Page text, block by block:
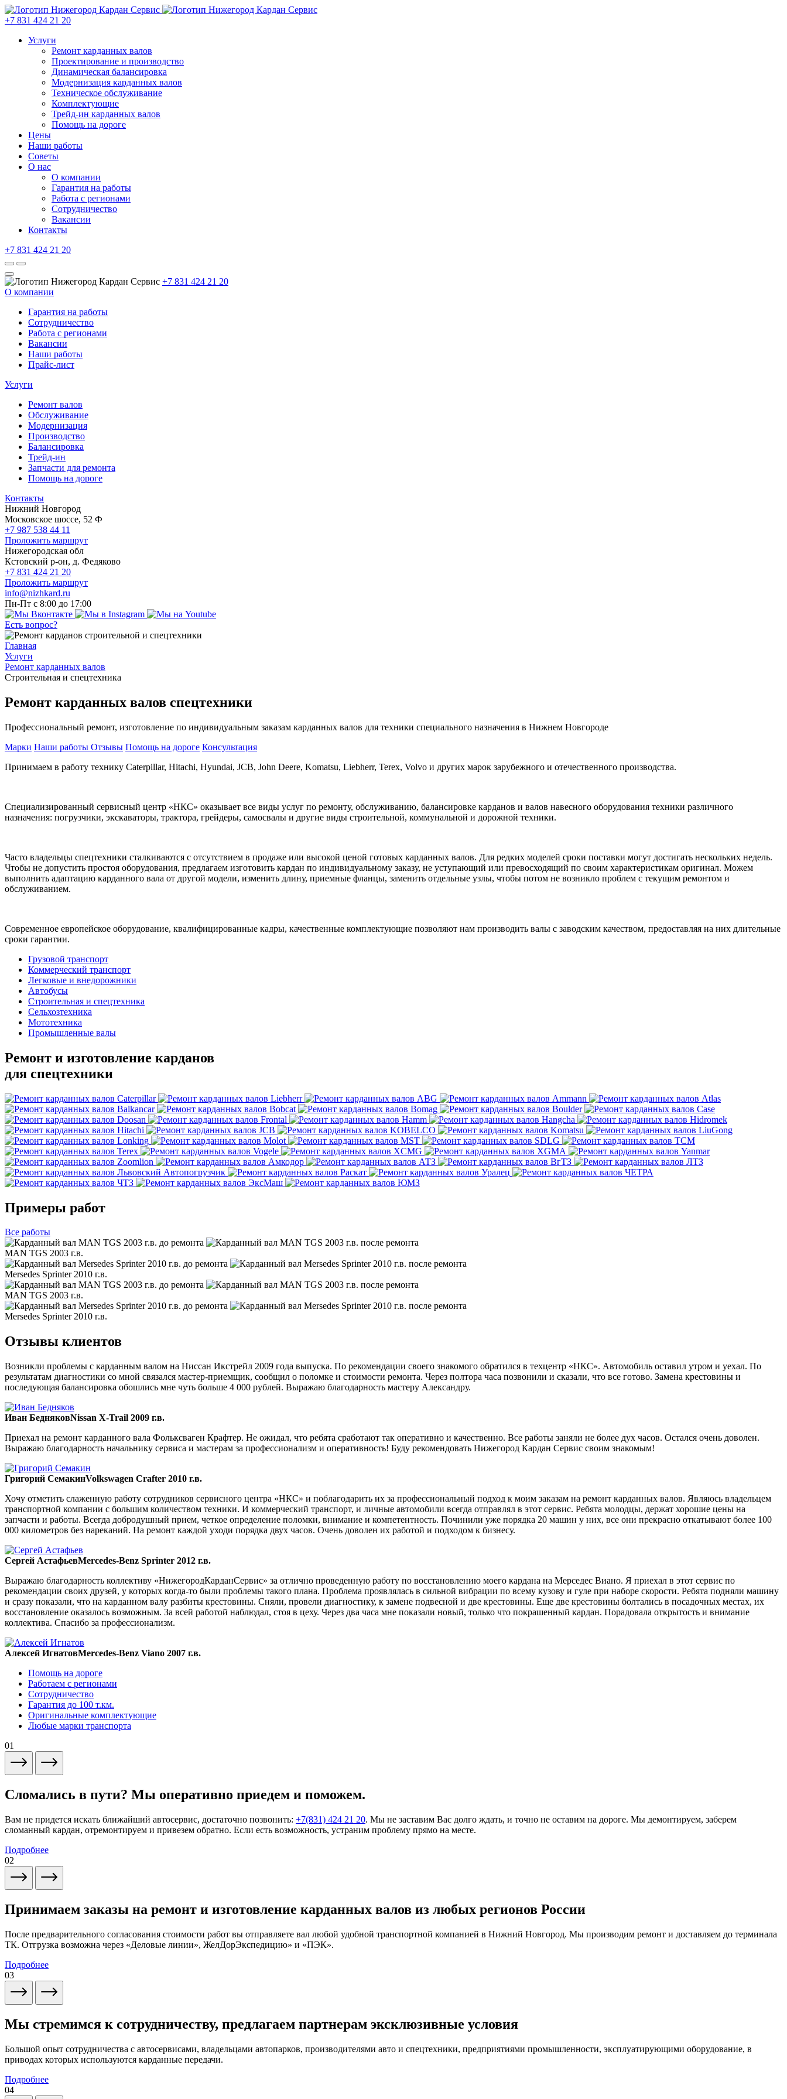
+7 831 424 21 20
Услуги
Ремонт карданных валов
Проектирование и производство
Динамическая балансировка
Модернизация карданных валов
Техническое обслуживание
Комплектующие
Трейд-ин карданных валов
Помощь на дороге
Цены
Наши работы
Советы
О нас
О компании
Гарантия на работы
Работа с регионами
Сотрудничество
Вакансии
Контакты
+7 831 424 21 20
+7 831 424 21 20
О компании
Гарантия на работы
Сотрудничество
Работа с регионами
Вакансии
Наши работы
Прайс-лист
Услуги
Ремонт валов
Обслуживание
Модернизация
Производство
Балансировка
Трейд-ин
Запчасти для ремонта
Помощь на дороге
Контакты
Нижний Новгород
Московское шоссе, 52 Ф
+7 987 538 44 11
Проложить маршрут
Нижегородская обл
Кстовский р-он, д. Федяково
+7 831 424 21 20
Проложить маршрут
info@nizhkard.ru
Пн-Пт с 8:00 до 17:00
Есть вопрос?
Главная
Услуги
Ремонт карданных валов
Строительная и спецтехника
Ремонт карданных валов спецтехники
Профессиональный ремонт, изготовление по индивидуальным заказам карданных валов для техники специального назначения в Нижнем Новгороде
Марки Наши работы Отзывы Помощь на дороге Консультация
Принимаем в работу технику Caterpillar, Hitachi, Hyundai, JCB, John Deere, Komatsu, Liebherr, Terex, Volvo и других марок зарубежного и отечественного производства.
Специализированный сервисный центр «НКС» оказывает все виды услуг по ремонту, обслуживанию, балансировке карданов и валов навесного оборудования техники различного
назначения: погрузчики, экскаваторы, трактора, грейдеры, самосвалы и другие виды строительной, коммунальной и дорожной техники.
Часто владельцы спецтехники сталкиваются с отсутствием в продаже или высокой ценой готовых карданных валов. Для редких моделей сроки поставки могут достигать нескольких недель.
Чтобы не допустить простоя оборудования, предлагаем изготовить кардан по индивидуальному заказу, не уступающий или превосходящий по своим характеристикам оригинал. Можем
выполнить адаптацию карданного вала от другой модели, изменить длину, приемные фланцы, заменить отдельные узлы, чтобы потом не возникло проблем с текущим ремонтом и
обслуживанием.
Современное европейское оборудование, квалифицированные кадры, качественные комплектующие позволяют нам производить валы с заводским качеством, предоставляя на них длительные
сроки гарантии.
Грузовой транспорт
Коммерческий транспорт
Легковые и внедорожники
Автобусы
Строительная и спецтехника
Сельхозтехника
Мототехника
Промышленные валы
Ремонт и изготовление карданов
для спецтехники
Примеры работ
Все работы
MAN TGS 2003 г.в.
Mersedes Sprinter 2010 г.в.
MAN TGS 2003 г.в.
Mersedes Sprinter 2010 г.в.
Отзывы клиентов
Возникли проблемы с карданным валом на Ниссан Икстрейл 2009 года выпуска. По рекомендации своего знакомого обратился в техцентр «НКС». Автомобиль оставил утром и уехал. По
результатам диагностики со мной связался мастер-приемщик, сообщил о поломке и стоимости ремонта. Через полтора часа позвонили и сказали, что все готово. Замена крестовины и
последующая балансировка обошлись мне чуть больше 4 000 рублей. Выражаю благодарность мастеру Александру.
Иван БедняковNissan X-Trail 2009 г.в.
Приехал на ремонт карданного вала Фольксваген Крафтер. Не ожидал, что ребята сработают так оперативно и качественно. Все работы заняли не более дух часов. Остался очень доволен.
Выражаю благодарность начальнику сервиса и мастерам за профессионализм и оперативность! Буду рекомендовать Нижегород Кардан Сервис своим знакомым!
Григорий СемакинVolkswagen Crafter 2010 г.в.
Хочу отметить слаженную работу сотрудников сервисного центра «НКС» и поблагодарить их за профессиональный подход к моим заказам на ремонт карданных валов. Являюсь владельцем
транспортной компании с большим количеством техники. И коммерческий транспорт, и личные автомобили всегда отправлял в этот сервис. Ребята молодцы, держат хорошие цены на
запчасти и работы. Всегда добродушный прием, четкое определение поломки, внимание и компетентность. Починили уже порядка 20 машин у них, все они прекрасно откатывают более 100
000 километров без нареканий. На ремонт каждой уходи порядка двух часов. Очень доволен их работой и подходом к бизнесу.
Сергей АстафьевMercedes-Benz Sprinter 2012 г.в.
Выражаю благодарность коллективу «НижегородКарданСервис» за отлично проведенную работу по восстановлению моего кардана на Мерседес Виано. Я приехал в этот сервис по
рекомендации своих друзей, у которых когда-то были проблемы такого плана. Проблема проявлялась в сильной вибрации по всему кузову и гуле при наборе скорости. Ребята подняли машину
и сразу показали, что на карданном валу разбиты крестовины. Сняли, провели диагностику, к замене подвесной и две крестовины. Еще две крестовины болтались в посадочных местах, их
восстановление оказалось возможным. За всей работой наблюдал, стоя в цеху. Через два часа мне показали новый, только что покрашенный кардан. Порадовала открытость и внимание
коллектива. Спасибо за профессионализм.
Алексей ИгнатовMercedes-Benz Viano 2007 г.в.
Помощь на дороге
Работаем с регионами
Сотрудничество
Гарантия до 100 т.км.
Оригинальные комплектующие
Любые марки транспорта
01
Сломались в пути? Мы оперативно приедем и поможем.
Вам не придется искать ближайший автосервис, достаточно позвонить: +7(831) 424 21 20. Мы не заставим Вас долго ждать, и точно не оставим на дороге. Мы демонтируем, заберем
сломанный кардан, отремонтируем и привезем обратно. Если есть возможность, устраним проблему прямо на месте.
Подробнее
02
Принимаем заказы на ремонт и изготовление карданных валов из любых регионов России
После предварительного согласования стоимости работ вы отправляете вал любой удобной транспортной компанией в Нижний Новгород. Мы производим ремонт и доставляем до терминала
ТК. Отгрузка возможна через «Деловые линии», ЖелДорЭкспедицию» и «ПЭК».
Подробнее
03
Мы стремимся к сотрудничеству, предлагаем партнерам эксклюзивные условия
Большой опыт сотрудничества с автосервисами, владельцами автопарков, производителями авто и спецтехники, предприятиями промышленности, эксплуатирующими оборудование, в
приводах которых используются карданные передачи.
Подробнее
04